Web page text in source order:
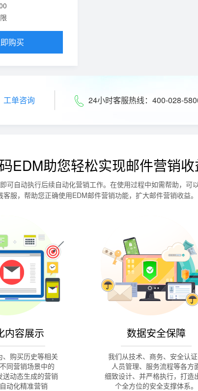
购买
工单咨询 24小时客服热线：400-028-
EDM助您轻松实现邮件营销收
可自动执行后续自动化营销工作。在使用过程中如需帮助，可
客服，帮助您正确使用EDM邮件营销功能，扩大邮件营销收益。
内容展示
、购买历史等相关
同营销场景中的
送动态生成的营销
动化精准营销
数据安全保障
我们从技术、商务、安全认证
人员管理、服务流程等各方
细致设计、并严格执行，打造
个全方位的安全支撑体系。